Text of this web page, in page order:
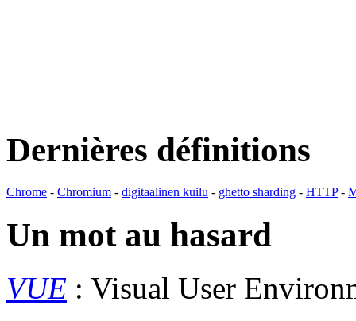
Dernières définitions
Chrome - Chromium - digitaalinen kuilu - ghetto sharding - HTTP-
Un mot au hasard
VUE : Visual User